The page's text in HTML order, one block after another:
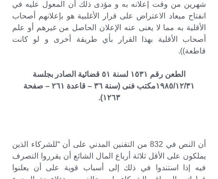
شهرين من وقت إعلانه به و مؤدى ذلك أن المعول عليه في
انفتاح ميعاد الاعتراض على قرار الأغلبية هو بإعلانهم أصحاب
الأقلية به مما لا يغنى عنه الإعلان الحاصل من غيرهم أو علم
أصحاب الأقلية بهذا القرار بأي طريقة أخرى و لو كانت
قاطعة)).
الطعن رقم ١٥٣١ لسنة ٥١ قضائية الصادر بجلسة
١٩٨٥/١٢/٣١مكتب فنى (سنة ٣٦ – قاعدة ٢٦١ – صفحة
١٢٦٣).
أن النص في 832 من التقنين المدني على أن “للشركاء الذين
يملكون على الأقل ثلاثة أرباع المال الشائع أن يقرروا التصرف
فيه إذا استندوا في ذلك إلى أسباب قوية على أن يعلنوا